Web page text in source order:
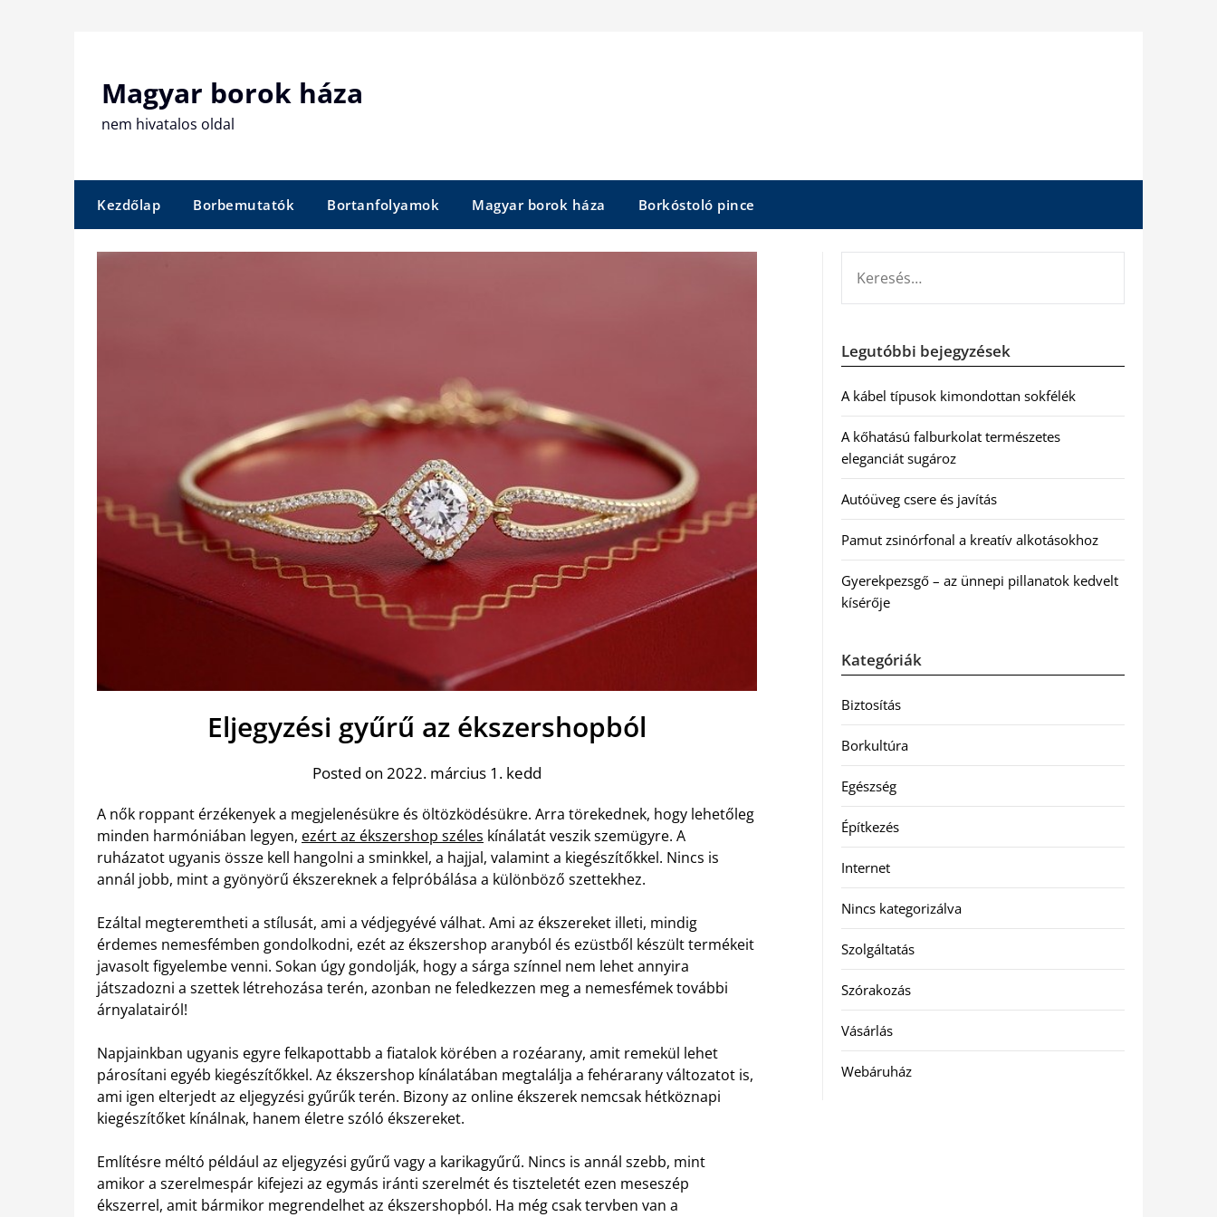
Magyar borok háza
nem hivatalos oldal
Kezdőlap Borbemutatók Bortanfolyamok Magyar borok háza Borkóstoló pince
Eljegyzési gyűrű az ékszershopból
Posted on 2022. március 1. kedd
A nők roppant érzékenyek a megjelenésükre és öltözködésükre. Arra törekednek, hogy lehetőleg
minden harmóniában legyen, ezért az ékszershop széles kínálatát veszik szemügyre. A
ruházatot ugyanis össze kell hangolni a sminkkel, a hajjal, valamint a kiegészítőkkel. Nincs is
annál jobb, mint a gyönyörű ékszereknek a felpróbálása a különböző szettekhez.
Ezáltal megteremtheti a stílusát, ami a védjegyévé válhat. Ami az ékszereket illeti, mindig
érdemes nemesfémben gondolkodni, ezét az ékszershop aranyból és ezüstből készült termékeit
javasolt figyelembe venni. Sokan úgy gondolják, hogy a sárga színnel nem lehet annyira
játszadozni a szettek létrehozása terén, azonban ne feledkezzen meg a nemesfémek további
árnyalatairól!
Napjainkban ugyanis egyre felkapottabb a fiatalok körében a rozéarany, amit remekül lehet
párosítani egyéb kiegészítőkkel. Az ékszershop kínálatában megtalálja a fehérarany változatot is,
ami igen elterjedt az eljegyzési gyűrűk terén. Bizony az online ékszerek nemcsak hétköznapi
kiegészítőket kínálnak, hanem életre szóló ékszereket.
Említésre méltó például az eljegyzési gyűrű vagy a karikagyűrű. Nincs is annál szebb, mint
amikor a szerelmespár kifejezi az egymás iránti szerelmét és tiszteletét ezen meseszép
ékszerrel, amit bármikor megrendelhet az ékszershopból. Ha még csak tervben van a
Legutóbbi bejegyzések
A kábel típusok kimondottan sokfélék
A kőhatású falburkolat természetes
eleganciát sugároz
Autóüveg csere és javítás
Pamut zsinórfonal a kreatív alkotásokhoz
Gyerekpezsgő – az ünnepi pillanatok kedvelt
kísérője
Kategóriák
Biztosítás
Borkultúra
Egészség
Építkezés
Internet
Nincs kategorizálva
Szolgáltatás
Szórakozás
Vásárlás
Webáruház